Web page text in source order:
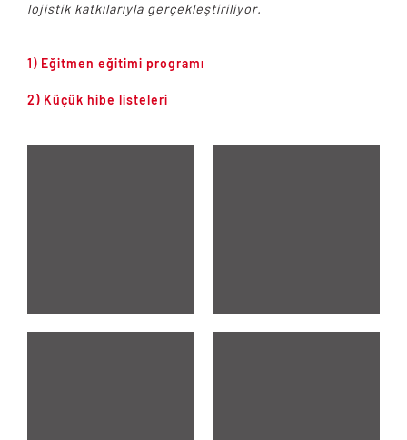
lojistik katkılarıyla gerçekleştiriliyor.
1) Eğitmen eğitimi programı
2) Küçük hibe listeleri